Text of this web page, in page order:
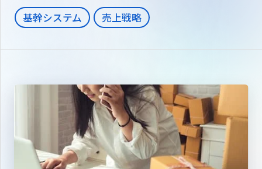
基幹システム
売上戦略